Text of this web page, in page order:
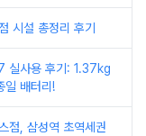
시설 총정리 후기
사용 후기: 1.37kg
일 배터리!
점, 삼성역 초역세권